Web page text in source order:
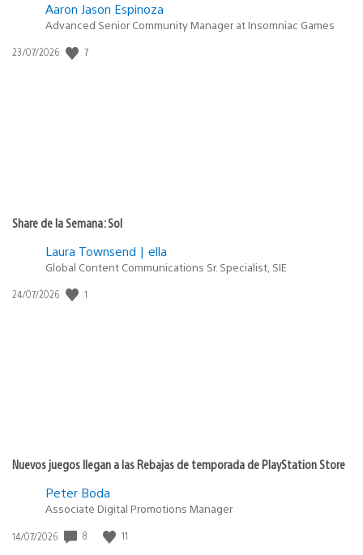
Aaron Jason Espinoza
Advanced Senior Community Manager at Insomniac Games
Fecha
23/07/2026 7
Share de la Semana: Sol
Laura Townsend | ella
Global Content Communications Sr. Specialist, SIE
Fecha
24/07/2026 1
Nuevos juegos llegan a las Rebajas de temporada de PlayStation Store
Peter Boda
Associate Digital Promotions Manager
Fecha
14/07/2026 8 11